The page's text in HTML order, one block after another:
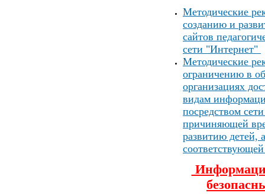
Методические
созданию и
сайтов
сети "Интернет"
Методические
ограничению в
организациях
видам
посредством
причиняющей
развитию детей,